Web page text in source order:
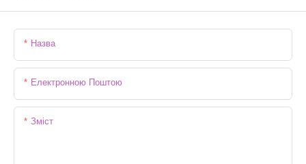
Назва
Електронною Поштою
Зміст